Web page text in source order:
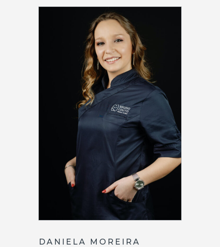
DANIELA MOREIRA